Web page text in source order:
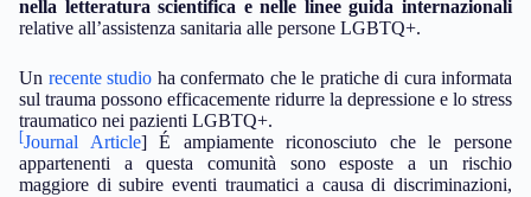
nella letteratura scientifica e nelle linee guida internazionali
relative all’assistenza sanitaria alle persone LGBTQ+.
Un recente studio ha confermato che le pratiche di cura informata
sul trauma possono efficacemente ridurre la depressione e lo stress
traumatico nei pazienti LGBTQ+.
[Journal Article] É ampiamente riconosciuto che le persone
appartenenti a questa comunità sono esposte a un rischio
maggiore di subire eventi traumatici a causa di discriminazioni,